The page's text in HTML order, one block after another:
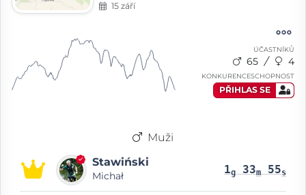
15 září
ÚČASTNÍKŮ
65 4
KONKURENCESCHOPNOST
PŘIHLAS SE
Muži
Stawiński
Michał 1g 33m 55s